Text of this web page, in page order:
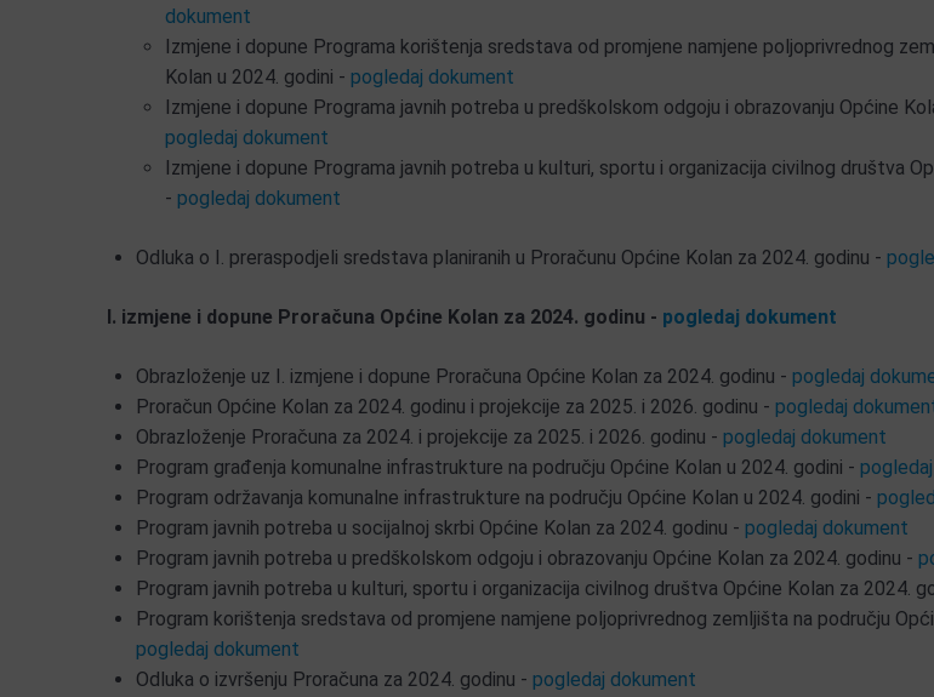
dokument
Izmjene i dopune Programa korištenja sredstava od promjene namjene poljoprivrednog
Kolan u 2024. godini -pogledaj dokument
Izmjene i dopune Programa javnih potreba u predškolskom odgoju i obrazovanju Općine
pogledaj dokument
Izmjene i dopune Programa javnih potreba u kulturi, sportu i organizacija civilnog društva
-pogledaj dokument
Odluka o I. preraspodjeli sredstava planiranih u Proračunu Općine Kolan za 2024. godinu -
I. izmjene i dopune Proračuna Općine Kolan za 2024. godinu - pogledaj dokument
Obrazloženje uz I. izmjene i dopune Proračuna Općine Kolan za 2024. godinu -pogledaj
Proračun Općine Kolan za 2024. godinu i projekcije za 2025. i 2026. godinu -pogledaj
Obrazloženje Proračuna za 2024. i projekcije za 2025. i 2026. godinu -pogledaj dokument
Program građenja komunalne infrastrukture na području Općine Kolan u 2024. godini -
Program održavanja komunalne infrastrukture na području Općine Kolan u 2024. godini -
Program javnih potreba u socijalnoj skrbi Općine Kolan za 2024. godinu -pogledaj dokument
Program javnih potreba u predškolskom odgoju i obrazovanju Općine Kolan za 2024. godinu -
Program javnih potreba u kulturi, sportu i organizacija civilnog društva Općine Kolan za 2024.
Program korištenja sredstava od promjene namjene poljoprivrednog zemljišta na području
pogledaj dokument
Odluka o izvršenju Proračuna za 2024. godinu -pogledaj dokument